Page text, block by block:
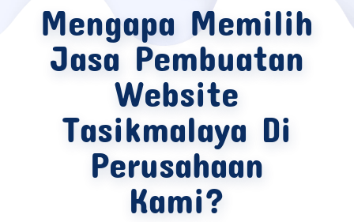
Mengapa Memilih
Jasa Pembuatan
Website
Tasikmalaya Di
Perusahaan
Kami?